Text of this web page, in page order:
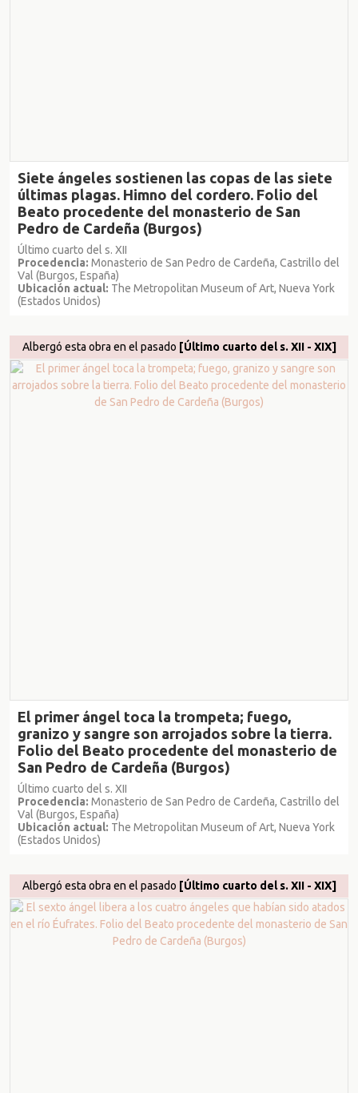
Siete ángeles sostienen las copas de las siete
últimas plagas. Himno del cordero. Folio del
Beato procedente del monasterio de San
Pedro de Cardeña (Burgos)
Último cuarto del s. XII
Procedencia: Monasterio de San Pedro de Cardeña, Castrillo del
Val (Burgos, España)
Ubicación actual: The Metropolitan Museum of Art, Nueva York
(Estados Unidos)
Albergó esta obra en el pasado [Último cuarto del s. XII - XIX]
El primer ángel toca la trompeta; fuego,
granizo y sangre son arrojados sobre la tierra.
Folio del Beato procedente del monasterio de
San Pedro de Cardeña (Burgos)
Último cuarto del s. XII
Procedencia: Monasterio de San Pedro de Cardeña, Castrillo del
Val (Burgos, España)
Ubicación actual: The Metropolitan Museum of Art, Nueva York
(Estados Unidos)
Albergó esta obra en el pasado [Último cuarto del s. XII - XIX]